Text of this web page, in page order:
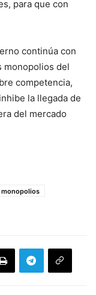
para que con
continúa con
monopolios del
competencia,
la llegada de
del mercado
monopolios